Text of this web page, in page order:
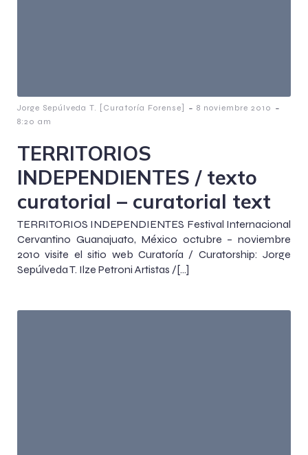
Jorge Sepúlveda T. [Curatoría Forense] - 8 noviembre 2010 -
8:20 am
TERRITORIOS
INDEPENDIENTES / texto
curatorial – curatorial text
TERRITORIOS INDEPENDIENTES Festival Internacional
Cervantino Guanajuato, México octubre – noviembre
2010 visite el sitio web Curatoría / Curatorship: Jorge
Sepúlveda T. Ilze Petroni Artistas /[…]